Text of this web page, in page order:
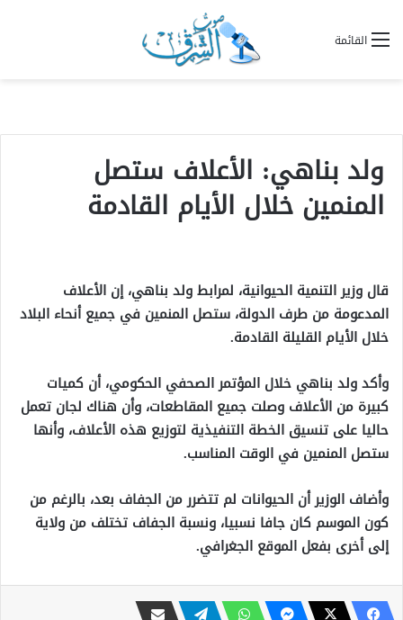
القائمة
ولد بناهي: الأعلاف ستصل
المنمين خلال الأيام القادمة
قال وزير التنمية الحيوانية، لمرابط ولد بناهي، إن الأعلاف
المدعومة من طرف الدولة، ستصل المنمين في جميع أنحاء البلاد
خلال الأيام القليلة القادمة.
وأكد ولد بناهي خلال المؤتمر الصحفي الحكومي، أن كميات
كبيرة من الأعلاف وصلت جميع المقاطعات، وأن هناك لجان تعمل
حاليا على تنسيق الخطة التنفيذية لتوزيع هذه الأعلاف، وأنها
ستصل المنمين في الوقت المناسب.
وأضاف الوزير أن الحيوانات لم تتضرر من الجفاف بعد، بالرغم من
كون الموسم كان جافا نسبيا، ونسبة الجفاف تختلف من ولاية
إلى أخرى بفعل الموقع الجغرافي.